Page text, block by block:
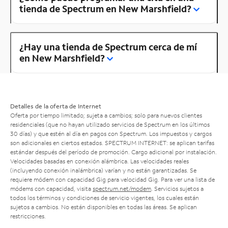
tienda de Spectrum en New Marshfield?
¿Hay una tienda de Spectrum cerca de mí
en New Marshfield?
Detalles de la oferta de Internet
Oferta por tiempo limitado; sujeta a cambios; solo para nuevos clientes
residenciales (que no hayan utilizado servicios de Spectrum en los últimos
30 días) y que estén al día en pagos con Spectrum. Los impuestos y cargos
son adicionales en ciertos estados. SPECTRUM INTERNET: se aplican tarifas
estándar después del período de promoción. Cargo adicional por instalación.
Velocidades basadas en conexión alámbrica. Las velocidades reales
(incluyendo conexión inalámbrica) varían y no están garantizadas. Se
requiere módem con capacidad Gig para velocidad Gig. Para ver una lista de
módems con capacidad, visita spectrum.net/modem . Servicios sujetos a
todos los términos y condiciones de servicio vigentes, los cuales están
sujetos a cambios. No están disponibles en todas las áreas. Se aplican
restricciones.